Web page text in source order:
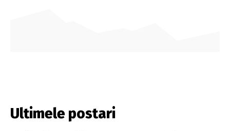
Ultimele postari